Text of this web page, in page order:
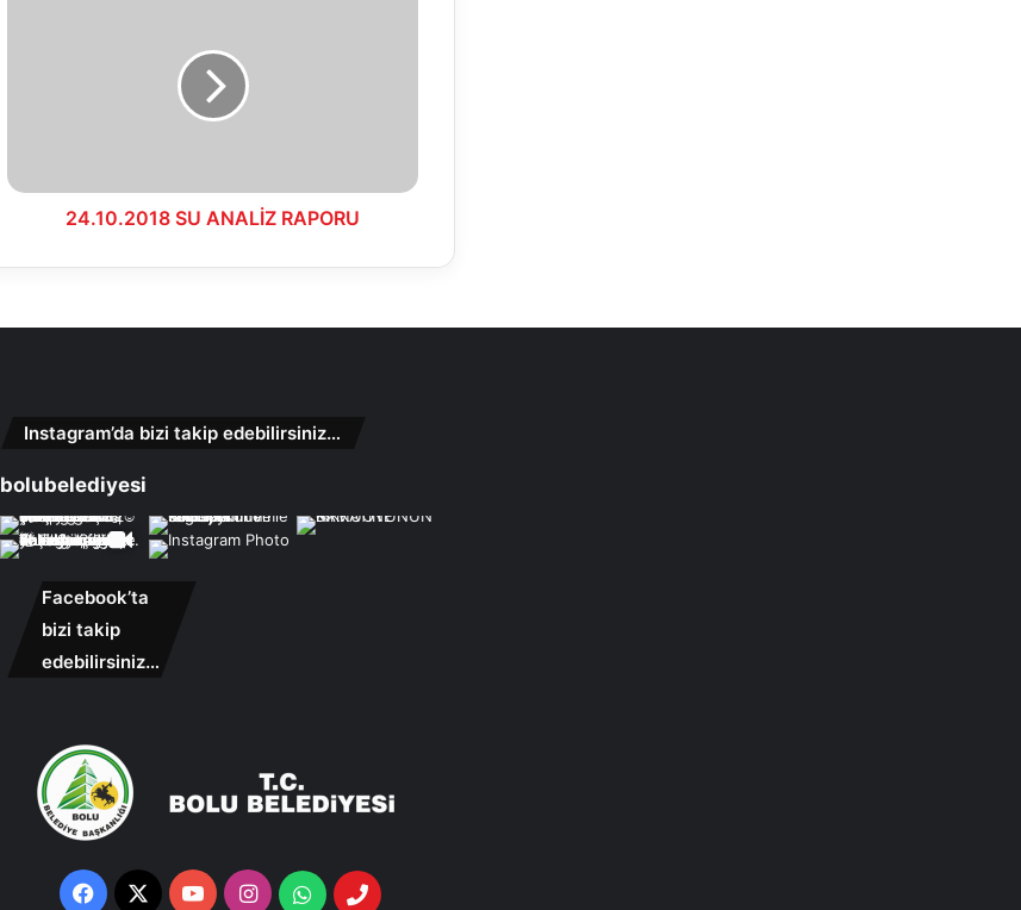
24.10.2018 SU ANALİZ RAPORU
Instagram’da bizi takip edebilirsiniz…
bolubelediyesi
Facebook’ta
bizi takip
edebilirsiniz…
Facebook
X YouTubeInstagramWhatsappTelefon